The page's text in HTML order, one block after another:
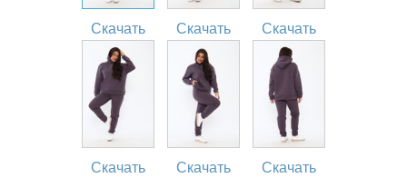
Скачать Скачать Скачать
Скачать Скачать Скачать